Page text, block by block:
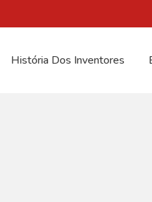
História Dos Inventores